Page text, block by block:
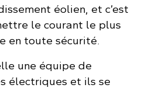
éolien, et c’est
le courant le plus
en toute sécurité.
une équipe de
électriques et ils se